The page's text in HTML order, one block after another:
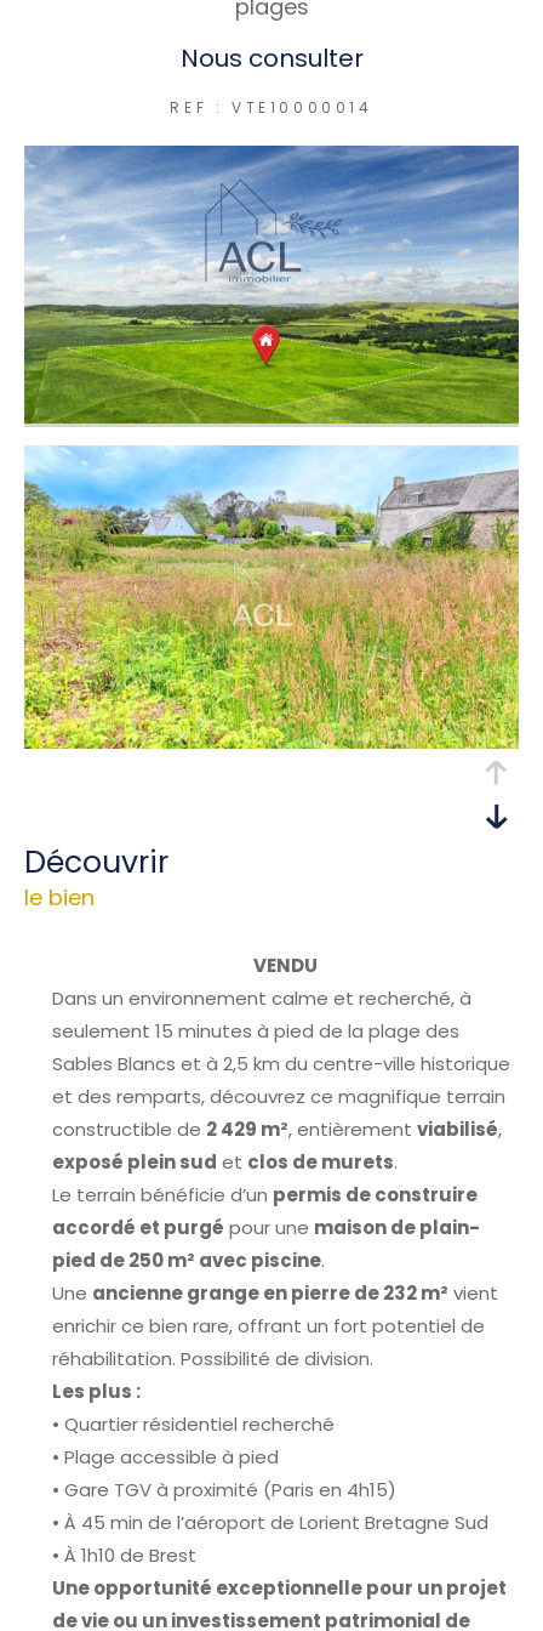
plages
Nous consulter
REF : VTE10000014
découvrir
le bien
VENDU
Dans un environnement calme et recherché, à
seulement 15 minutes à pied de la plage des
Sables Blancs et à 2,5 km du centre-ville historique
et des remparts, découvrez ce magnifique terrain
constructible de 2 429 m², entièrement viabilisé,
exposé plein sud et clos de murets.
Le terrain bénéficie d’un permis de construire
accordé et purgé pour une maison de plain-
pied de 250 m² avec piscine.
Une ancienne grange en pierre de 232 m² vient
enrichir ce bien rare, offrant un fort potentiel de
réhabilitation. Possibilité de division.
Les plus :
• Quartier résidentiel recherché
• Plage accessible à pied
• Gare TGV à proximité (Paris en 4h15)
• À 45 min de l’aéroport de Lorient Bretagne Sud
• À 1h10 de Brest
Une opportunité exceptionnelle pour un projet
de vie ou un investissement patrimonial de